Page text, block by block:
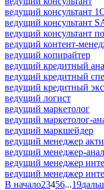
ведущий консультант
ведущий консультант
ведущий консультант
ведущий контент-
ведущий копирайтер
ведущий кредитный
ведущий кредитный
ведущий кредитный
ведущий логист
ведущий маркетолог
ведущий маркетолог-
ведущий маркшейдер
ведущий менеджер
ведущий менеджер-
ведущий менеджер
ведущий менеджер
В начало23456...19